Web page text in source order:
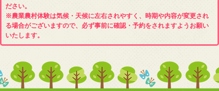
ださい。
※農業農村体験は気候・天候に左右されやすく、時期や内容が変更され
る場合がございますので、必ず事前に確認・予約をされますようお願い
いたします。